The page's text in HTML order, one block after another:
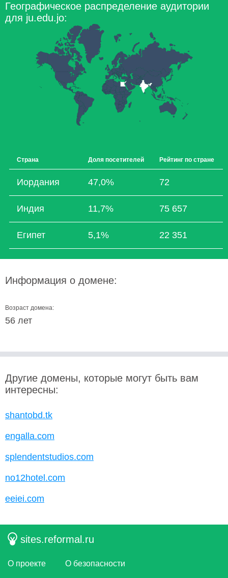
Географическое распределение аудитории
для ju.edu.jo:
Страна Доля посетителей Рейтинг по стране
Иордания 47,0% 72
Индия 11,7% 75 657
Египет 5,1% 22 351
Информация о домене:
Возраст домена:
56 лет
Другие домены, которые могут быть вам
интересны:
shantobd.tk
engalla.com
splendentstudios.com
no12hotel.com
eeiei.com
sites.reformal.ru
О проекте О безопасности